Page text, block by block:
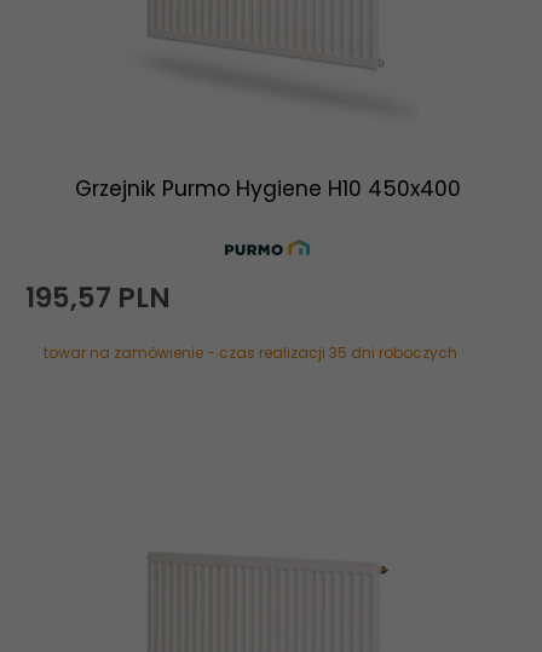
Grzejnik Purmo Hygiene H10 450x400
195,57 PLN
towar na zamówienie - czas realizacji 35 dni roboczych